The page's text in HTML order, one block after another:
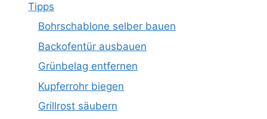
Tipps
Bohrschablone selber bauen
Backofentür ausbauen
Grünbelag entfernen
Kupferrohr biegen
Grillrost säubern